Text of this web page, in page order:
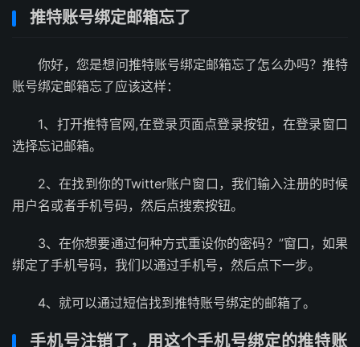
推特账号绑定邮箱忘了
你好，您是想问推特账号绑定邮箱忘了怎么办吗？推特
账号绑定邮箱忘了应该这样：
1、打开推特官网,在登录页面点登录按钮，在登录窗口
选择忘记邮箱。
2、在找到你的Twitter账户窗口，我们输入注册的时候
用户名或者手机号码，然后点搜索按钮。
3、在你想要通过何种方式重设你的密码？”窗口，如果
绑定了手机号码，我们以通过手机号，然后点下一步。
4、就可以通过短信找到推特账号绑定的邮箱了。
手机号注销了，用这个手机号绑定的推特账